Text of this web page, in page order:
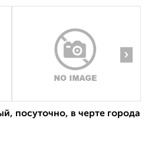
›
посуточно, в черте города